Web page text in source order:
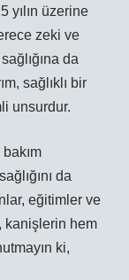
yılın üzerine
zeki ve
da
sağlıklı bir
unsurdur.
da
eğitimler ve
kanişlerin hem
ki,